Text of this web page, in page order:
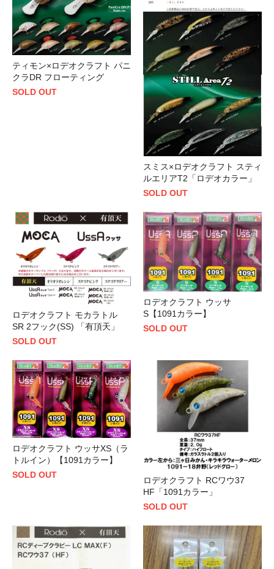
ティモン×ロデオクラフト パニ
クラDR フローティング
SOLD OUT
スミス×ロデオクラフト スティ
ルエリアT2「ロデオカラー」
SOLD OUT
ロデオクラフト モカラトル
SR 2フック(SS) 「有頂天」
SOLD OUT
ロデオクラフト ウッサ
S【1091カラー】
SOLD OUT
ロデオクラフト ウッサXS（ラ
トルイン）【1091カラー】
SOLD OUT
ロデオクラフト RCワウ37
HF「1091カラー」
SOLD OUT